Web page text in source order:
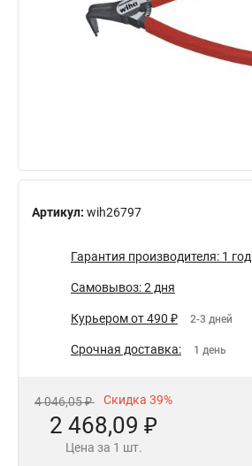
Артикул: wih26797
Гарантия производителя: 1 год
Самовывоз: 2 дня
Курьером от 490 ₽ 2-3 дней
Срочная доставка: 1 день
4 046,05 ₽ Скидка 39%
2 468,09 ₽
Цена за 1 шт.